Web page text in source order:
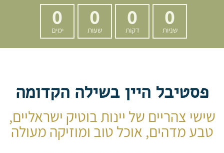
0
שניות
0
דקות
0
שעות
0
ימים
פסטיבל היין בשילה הקדומה
שישי צהריים של יינות בוטיק ישראליים,
טבע מדהים, אוכל טוב ומוזיקה מעולה